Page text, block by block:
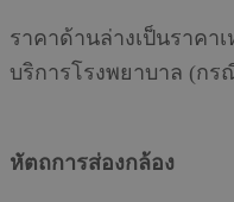
ราคาด้านล่างเป็นราคา
บริการโรงพยาบาล (ก
หัตถการส่องกล้อง